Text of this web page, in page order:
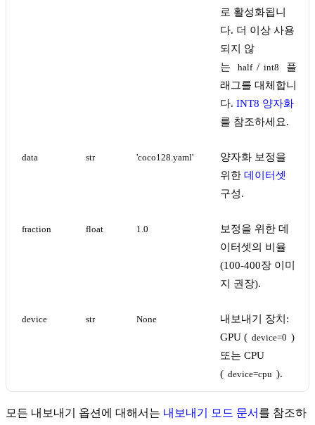
로 활성화됩니
다. 더 이상 사용
되지 않
는
half / int8
플
래그를 대체합니
다. INT8 양자화
를 참조하세요.
data str 'coco128.yaml'
양자화 보정을
위한 데이터셋
구성.
fraction float 1.0
보정을 위한 데
이터셋의 비율
(100-400장 이미
지 권장).
device str None
내보내기 장치:
GPU ( device=0 )
또는 CPU
( device=cpu ).
모든 내보내기 옵션에 대해서는 내보내기 모드 문서 를 참조하